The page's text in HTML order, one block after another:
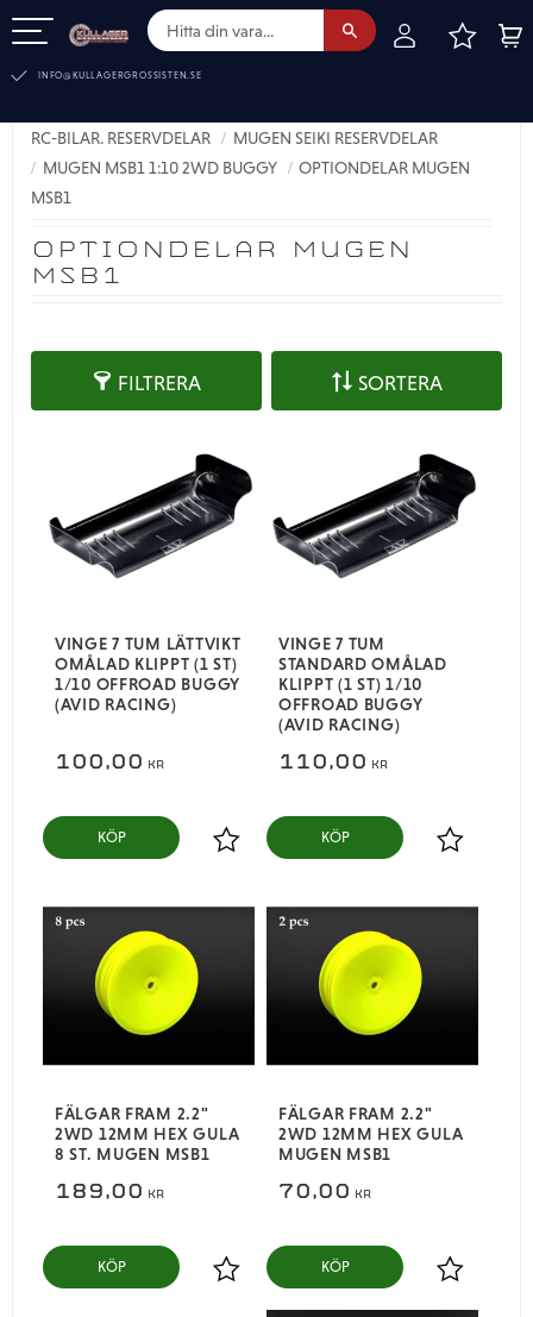
INFO@KULLAGERGROSSISTEN.SE
OPTIONDELAR MUGEN
MSB1
RC-BILAR. RESERVDELAR
MUGEN SEIKI RESERVDELAR
MUGEN MSB1 1:10 2WD BUGGY
OPTIONDELAR MUGEN
MSB1
FILTRERA SORTERA
VINGE 7 TUM LÄTTVIKT
OMÅLAD KLIPPT (1 ST)
1/10 OFFROAD BUGGY
(AVID RACING)
100,00 KR
Lägg till i favoriter
KÖP
VINGE 7 TUM
STANDARD OMÅLAD
KLIPPT (1 ST) 1/10
OFFROAD BUGGY
(AVID RACING)
110,00 KR
Lägg till i
KÖP
FÄLGAR FRAM 2.2"
2WD 12MM HEX GULA
8 ST. MUGEN MSB1
189,00 KR
Lägg till i favoriter
KÖP
FÄLGAR FRAM 2.2"
2WD 12MM HEX GULA
MUGEN MSB1
70,00 KR
Lägg till i
KÖP